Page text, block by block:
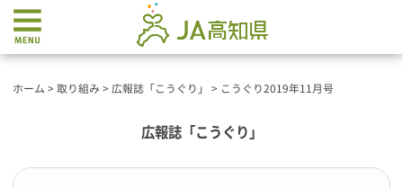
ホーム > 取り組み > 広報誌「こうぐり」 > こうぐり2019年11月号
広報誌「こうぐり」